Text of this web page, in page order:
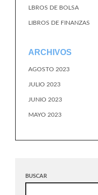
LBROS DE BOLSA
LIBROS DE FINANZAS
ARCHIVOS
AGOSTO 2023
JULIO 2023
JUNIO 2023
MAYO 2023
BUSCAR